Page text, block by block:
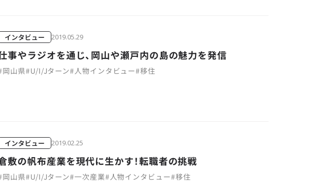
インタビュー 2019.05.29
事やラジオを通じ、岡山や瀬戸内の島の魅力を発信
岡山県#U/I/Jターン# 人物インタビュー#移住
インタビュー 2019.02.25
敷の帆布産業を現代に生かす！転職者の挑戦
岡山県#U/I/Jターン#一次産業#人物インタビュー#移住